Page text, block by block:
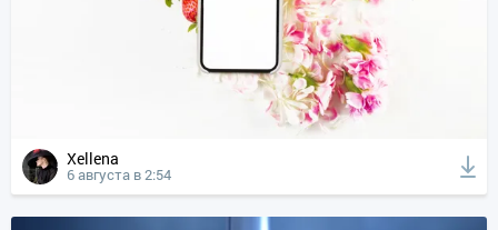
Xellena
6 августа в 2:54